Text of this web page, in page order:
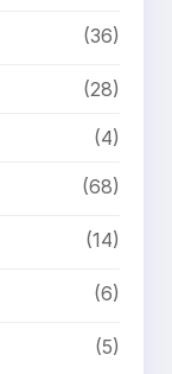
(36)
(28)
(4)
(68)
(14)
(6)
(5)